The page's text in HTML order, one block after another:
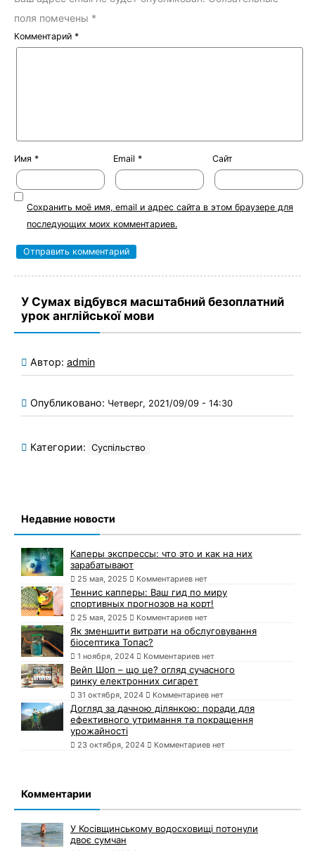
поля помечены *
Комментарий *
Имя * Email * Сайт
Сохранить моё имя, email и адрес сайта в этом браузере для
последующих моих комментариев.
У Сумах відбувся масштабний безоплатний
урок англійської мови
Автор: admin
Опубликовано: Четверг, 2021/09/09 - 14:30
Категории: Суспільство
Недавние новости
Каперы экспрессы: что это и как на них
зарабатывают
25 мая, 2025 Комментариев нет
Теннис капперы: Ваш гид по миру
спортивных прогнозов на корт!
25 мая, 2025 Комментариев нет
Як зменшити витрати на обслуговування
біосептика Топас?
1 ноября, 2024 Комментариев нет
Вейп Шоп – що це? огляд сучасного
ринку електронних сигарет
31 октября, 2024 Комментариев нет
Догляд за дачною ділянкою: поради для
ефективного утримання та покращення
урожайності
23 октября, 2024 Комментариев нет
Комментарии
У Косівщинському водосховищі потонули
двоє сумчан